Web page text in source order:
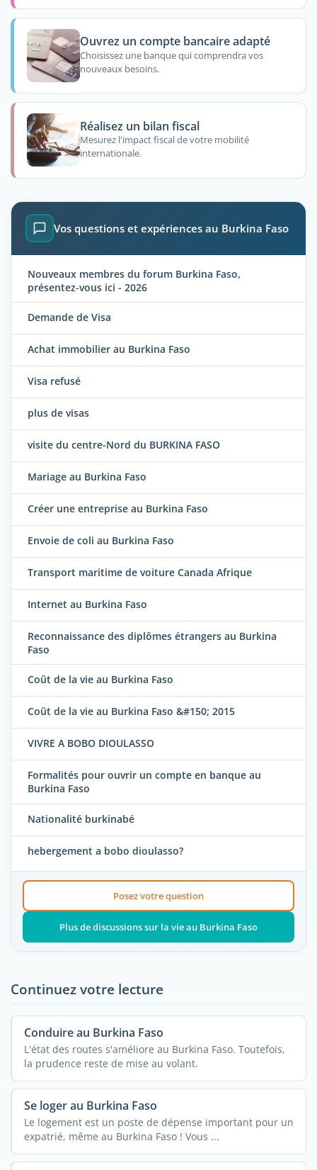
Ouvrez un compte bancaire adapté
Choisissez une banque qui comprendra vos
nouveaux besoins.
Réalisez un bilan fiscal
Mesurez l'impact fiscal de votre mobilité
internationale.
Vos questions et expériences au Burkina Faso
Nouveaux membres du forum Burkina Faso,
présentez-vous ici - 2026
Demande de Visa
Achat immobilier au Burkina Faso
Visa refusé
plus de visas
visite du centre-Nord du BURKINA FASO
Mariage au Burkina Faso
Créer une entreprise au Burkina Faso
Envoie de coli au Burkina Faso
Transport maritime de voiture Canada Afrique
Internet au Burkina Faso
Reconnaissance des diplômes étrangers au Burkina
Faso
Coût de la vie au Burkina Faso
Coût de la vie au Burkina Faso &#150; 2015
VIVRE A BOBO DIOULASSO
Formalités pour ouvrir un compte en banque au
Burkina Faso
Nationalité burkinabé
hebergement a bobo dioulasso?
Posez votre question
Plus de discussions sur la vie au Burkina Faso
Continuez votre lecture
Conduire au Burkina Faso
L'état des routes s'améliore au Burkina Faso. Toutefois,
la prudence reste de mise au volant.
Se loger au Burkina Faso
Le logement est un poste de dépense important pour un
expatrié, même au Burkina Faso ! Vous ...